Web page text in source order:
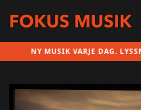
NY MUSIK VARJE DAG. LYSSNA